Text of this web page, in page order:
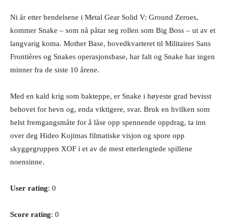
Ni år etter hendelsene i Metal Gear Solid V: Ground Zeroes,
kommer Snake – som nå påtar seg rollen som Big Boss – ut av et
langvarig koma. Mother Base, hovedkvarteret til Militaires Sans
Frontières og Snakes operasjonsbase, har falt og Snake har ingen
minner fra de siste 10 årene.
Med en kald krig som bakteppe, er Snake i høyeste grad bevisst
behovet for hevn og, enda viktigere, svar. Bruk en hvilken som
helst fremgangsmåte for å låse opp spennende oppdrag, ta inn
over deg Hideo Kojimas filmatiske visjon og spore opp
skyggegruppen XOF i et av de mest etterlengtede spillene
noensinne.
User rating: 0
Score rating: 0